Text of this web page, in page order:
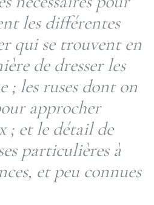
les différentes
qui se trouvent en
de dresser les
; les ruses dont on
approcher
; et le détail de
particulières à
et peu connues